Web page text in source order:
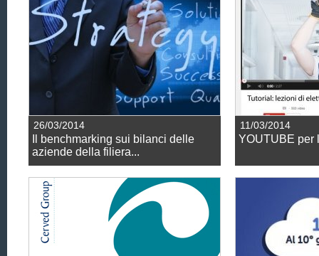
26/03/2014
Il benchmarking sui bilanci delle
aziende della filiera...
11/03/2014
YOUTUBE per